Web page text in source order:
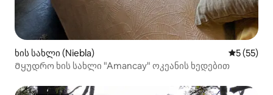
ხის სახლი (Niebla) საშუალო
5 (55)
Მყუდრო ხის სახლი "Amancay" ოკეანის ხედებით